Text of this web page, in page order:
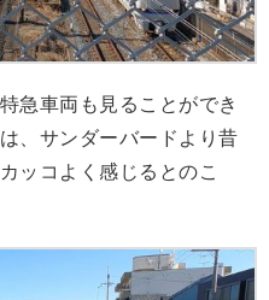
急車両も見ることができ
、サンダーバードより昔
ッコよく感じるとのこ